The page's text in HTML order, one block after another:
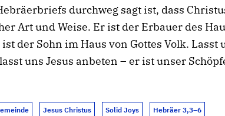
durchweg sagt ist, dass
Art und Weise. Er ist der Erbauer des
der Sohn im Haus von Gottes Volk. Lasst
uns Jesus anbeten – er ist unser
Jesus Christus Solid Joys Hebräer 3,3–6